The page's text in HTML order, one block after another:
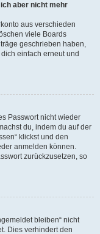
aber nicht mehr
aus verschieden
viele Boards
geschrieben haben,
einfach erneut und
Passwort nicht wieder
du, indem du auf der
klickst und den
anmelden können.
zurückzusetzen, so
bleiben“ nicht
Dies verhindert den